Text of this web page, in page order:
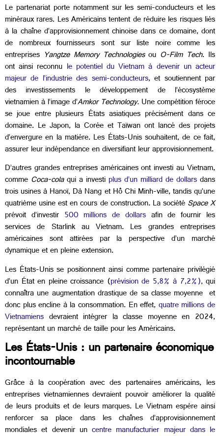
Le partenariat porte notamment sur les semi-conducteurs et les
minéraux rares. Les Américains tentent de réduire les risques liés
à la chaîne d’approvisionnement chinoise dans ce domaine, dont
de nombreux fournisseurs sont sur liste noire comme les
entreprises Yangtze Memory Technologiesou O-Film Tech. Ils
ont ainsi reconnu le potentiel du Vietnam à devenir un acteur
majeur de l’industrie des semi-conducteurs, et soutiennent par
des investissements le développement de l’écosystème
vietnamien à l’image d’Amkor Technology.Une compétition féroce
se joue entre plusieurs États asiatiques précisément dans ce
domaine. Le Japon, la Corée et Taïwan ont lancé des projets
d’envergure en la matière. Les États-Unis souhaitent, de ce fait,
assurer leur indépendance en diversifiant leur approvisionnement.
D’autres grandes entreprises américaines ont investi au Vietnam,
comme Coca-colaqui a investi plus d’un milliard de dollarsdans
trois usines à Hanoï, Dà Nang et Hô Chi Minh-ville, tandis qu’une
quatrième usine est en cours de construction. La sociétéSpace X
prévoit d’investir500 millions de dollarsafin de fournir les
services de Starlink au Vietnam. Les grandes entreprises
américaines sont attirées par la perspective d’un marché
dynamique et en pleine extension.
Les États-Unis se positionnent ainsi comme partenaire privilégié
d’un État en pleine croissance (prévision de 5,8% à 7,2%), qui
connaîtra une augmentation drastique de sa classe moyenne et
donc plus encline à la consommation. En effet,quatre millions de
Vietnamiens devraient intégrer la classe moyenne en 2024,
représentant un marché de taille pour les Américains.
Les États-Unis : un partenaire économique
incontournable
Grâce à la coopération avec des partenaires américains, les
entreprises vietnamiennes devraient pouvoir améliorer la qualité
de leurs produits et de leurs marques. Le Vietnam espère ainsi
renforcer sa place dans les chaînes d’approvisionnement
mondiales et devenir uncentre manufacturier majeur dans le